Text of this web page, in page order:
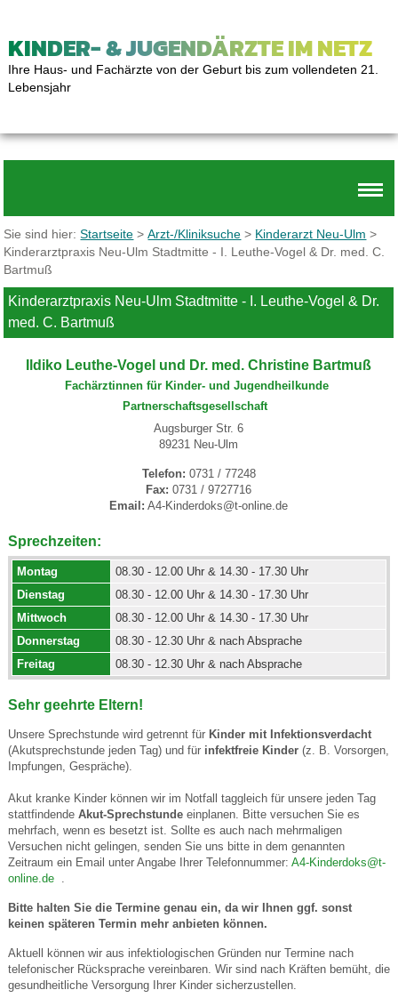
KINDER- & JUGENDÄRZTE IM NETZ
Ihre Haus- und Fachärzte von der Geburt bis zum vollendeten 21.
Lebensjahr
Sie sind hier:Startseite >Arzt-/Kliniksuche > Kinderarzt Neu-Ulm >
Kinderarztpraxis Neu-Ulm Stadtmitte - I. Leuthe-Vogel & Dr. med. C.
Bartmuß
Kinderarztpraxis Neu-Ulm Stadtmitte - I. Leuthe-Vogel & Dr.
med. C. Bartmuß
Ildiko Leuthe-Vogel und Dr. med. Christine Bartmuß
Fachärztinnen für Kinder- und Jugendheilkunde
Partnerschaftsgesellschaft
Augsburger Str. 6
89231 Neu-Ulm
Telefon: 0731 / 77248
Fax: 0731 / 9727716
Email: A4-Kinderdoks@t-online.de
Sprechzeiten:
Montag
08.30 - 12.00 Uhr & 14.30 - 17.30 Uhr
Dienstag
08.30 - 12.00 Uhr & 14.30 - 17.30 Uhr
Mittwoch
08.30 - 12.00 Uhr & 14.30 - 17.30 Uhr
Donnerstag
08.30 - 12.30 Uhr & nach Absprache
Freitag
08.30 - 12.30 Uhr & nach Absprache
Sehr geehrte Eltern!
Unsere Sprechstunde wird getrennt für Kinder mit Infektionsverdacht
(Akutsprechstunde jeden Tag) und für infektfreie Kinder(z. B. Vorsorgen,
Impfungen, Gespräche).
Akut kranke Kinder können wir im Notfall taggleich für unsere jeden Tag
stattfindende Akut-Sprechstundeeinplanen. Bitte versuchen Sie es
mehrfach, wenn es besetzt ist. Sollte es auch nach mehrmaligen
Versuchen nicht gelingen, senden Sie uns bitte in dem genannten
Zeitraum ein Email unter Angabe Ihrer Telefonnummer: A4-Kinderdoks@t-
online.de.
Bitte halten Sie die Termine genau ein, da wir Ihnen ggf. sonst
keinen späteren Termin mehr anbieten können.
Aktuell können wir aus infektiologischen Gründen nur Termine nach
telefonischer Rücksprache vereinbaren. Wir sind nach Kräften bemüht, die
gesundheitliche Versorgung Ihrer Kinder sicherzustellen.